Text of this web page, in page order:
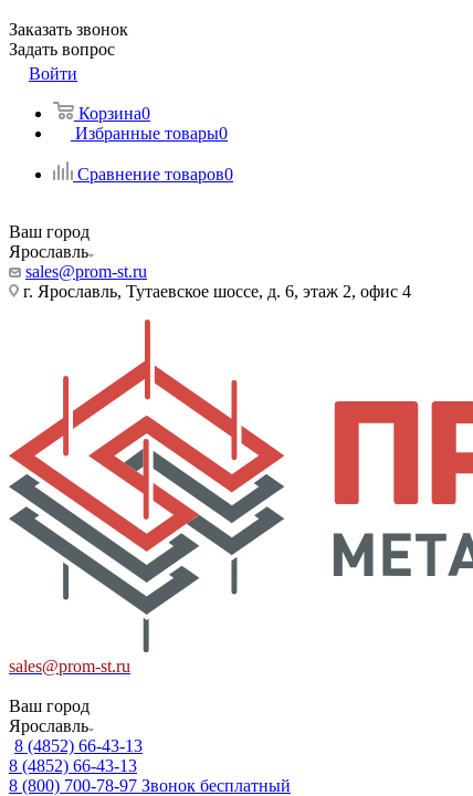
Заказать звонок
Задать вопрос
Войти
Корзина0
Избранные товары0
Сравнение товаров0
Ваш город
Ярославль
sales@prom-st.ru
г. Ярославль, Тутаевское шоссе, д. 6, этаж 2, офис 4
sales@prom-st.ru
Ваш город
Ярославль
8 (4852) 66-43-13
8 (4852) 66-43-13
8 (800) 700-78-97 Звонок бесплатный